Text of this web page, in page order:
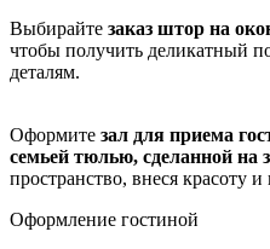
Выбирайте заказ штор на
чтобы получить деликатный
деталям.
Оформите зал для приема
семьей тюлью, сделанной на
пространство, внеся красоту и
Оформление гостиной